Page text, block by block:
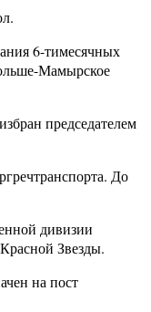
6-тимесячных
Мамырское
председателем
До
дивизии
Звезды.
на пост